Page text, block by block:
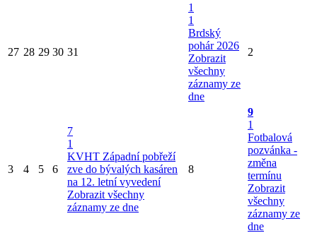
27 28 29 30 31
1
1
Brdský
pohár 2026
Zobrazit
všechny
záznamy ze
dne
2
3 4 5 6
7
1
KVHT Západní pobřeží
zve do bývalých kasáren
na 12. letní vyvedení
Zobrazit všechny
záznamy ze dne
8
9
1
Fotbalová
pozvánka -
změna
termínu
Zobrazit
všechny
záznamy ze
dne